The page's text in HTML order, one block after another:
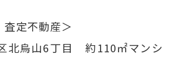
査定不動産＞
北烏山6丁目 約110㎡マンシ